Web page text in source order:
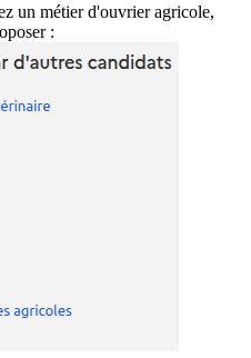
un métier d'ouvrier agricole,
: